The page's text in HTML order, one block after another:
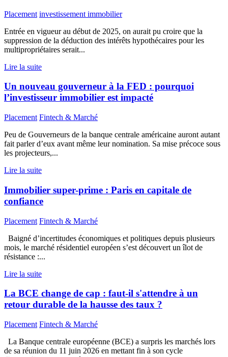
Placement investissement immobilier
Entrée en vigueur au début de 2025, on aurait pu croire que la
suppression de la déduction des intérêts hypothécaires pour les
multipropriétaires serait...
Lire la suite
Un nouveau gouverneur à la FED : pourquoi
l’investisseur immobilier est impacté
Placement Fintech & Marché
Peu de Gouverneurs de la banque centrale américaine auront autant
fait parler d’eux avant même leur nomination. Sa mise précoce sous
les projecteurs,...
Lire la suite
Immobilier super-prime : Paris en capitale de
confiance
Placement Fintech & Marché
Baigné d’incertitudes économiques et politiques depuis plusieurs
mois, le marché résidentiel européen s’est découvert un îlot de
résistance :...
Lire la suite
La BCE change de cap : faut-il s'attendre à un
retour durable de la hausse des taux ?
Placement Fintech & Marché
La Banque centrale européenne (BCE) a surpris les marchés lors
de sa réunion du 11 juin 2026 en mettant fin à son cycle